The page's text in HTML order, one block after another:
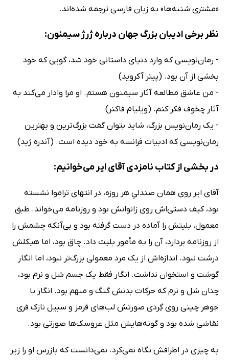
«مشتری شنبه‌ها» به زبان فارسی ترجمه شده‌اند.
نظر برخی ادیبان بزرگ جهان درباره ژرژ سیمنون:
- رمان‌نویسی که وارد دنیای داستانی خود شد، گویی که خود
بخشی از آن بود. (پیتر آکروید)
- من عاشق مطالعه آثار سیمنون هستم. او مرا وادار می‌کند به
آثار چخوف فکر کنم. (ویلیام فاکنر)
- یک رمان‌نویس بزرگ، شاید بتوان گفت بزرگ‌ترین و بهترین
رمان‌نویسی که ادبیات فرانسه به خود دیده است. (آندره ژید)
در بخشی از کتاب نامزدی آقای ایر می‌خوانیم:
آقای ایر روی همان صندلیِ هر روزه، در انتهای تراموا نشسته
بود، کیف ‌دستی‌اش روی زانوانش بود و روزنامه می‌خواند. طبق
معمول، ‌بلیتش را آماده در دست گرفته بود و بی‌آنکه چشمش را
از روزنامه بردارد، آن را به مأمور بلیت داد. چاق بود، اما هیکلش
درشت نبود. اندازه‌اش از یک مرد معمولی بزرگ‌تر نبود، اما انگار
گوشت و استخوان نداشت. انگار فقط یک جسم شل و نرم بود،
چنان شل و نرم که حرکات بدنش گنگ و مبهم بود. انگار با
جوهر چینی روی گِردی صورتش لب‌های قرمز و سبیل نازک فری
نقاشی شده بود و گونه‌هایش مثل عروسک‌ها صورتی بود.
به چیزی در اطرافش نگاه نمی‌کرد. نمی‌دانست که بازرس او را زیر